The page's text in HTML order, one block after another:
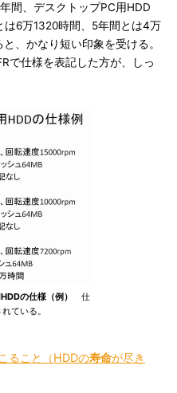
間、デスクトップPC用HDD
6万1320時間、5年間とは4万
、かなり短い印象を受ける。
で仕様を表記した方が、しっ
の仕様（例）
仕
ている。
ること（HDDの寿命が尽き